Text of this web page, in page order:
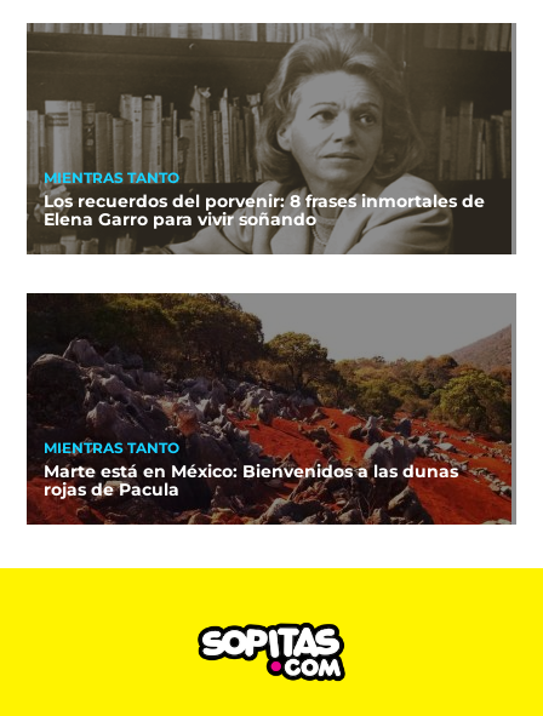
MIENTRAS TANTO
Los recuerdos del porvenir: 8 frases inmortales de
Elena Garro para vivir soñando
MIENTRAS TANTO
Marte está en México: Bienvenidos a las dunas
rojas de Pacula